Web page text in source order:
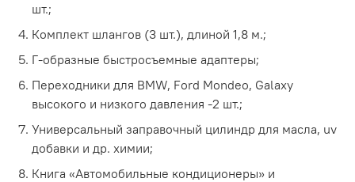
шт.;
Комплект шлангов (3 шт.), длиной 1,8 м.;
Г-образные быстросъемные адаптеры;
Переходники для BMW, Ford Mondeo, Galaxy
высокого и низкого давления -2 шт.;
Универсальный заправочный цилиндр для масла, uv
добавки и др. химии;
Книга «Автомобильные кондиционеры» и